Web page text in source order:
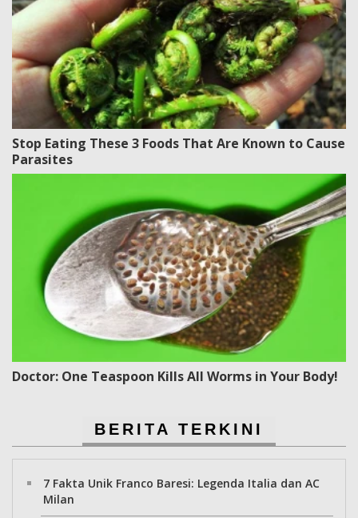
Stop Eating These 3 Foods That Are Known to Cause
Parasites
Doctor: One Teaspoon Kills All Worms in Your Body!
BERITA TERKINI
7 Fakta Unik Franco Baresi: Legenda Italia dan AC
Milan